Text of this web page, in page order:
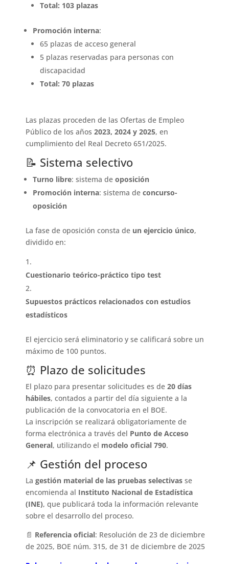
Total: 103 plazas
Promoción interna:
65 plazas de acceso general
5 plazas reservadas para personas con
discapacidad
Total: 70 plazas
Las plazas proceden de las Ofertas de Empleo
Público de los años2023, 2024 y 2025, en
cumplimiento del Real Decreto 651/2025.
📝 Sistema selectivo
Turno libre: sistema deoposición
Promoción interna: sistema deconcurso-
oposición
La fase de oposición consta de un ejercicio único,
dividido en:
Cuestionario teórico-práctico tipo test
Supuestos prácticos relacionados con estudios
estadísticos
El ejercicio será eliminatorio y se calificará sobre un
máximo de 100 puntos.
⏰ Plazo de solicitudes
El plazo para presentar solicitudes es de20 días
hábiles, contados a partir del día siguiente a la
publicación de la convocatoria en el BOE.
La inscripción se realizará obligatoriamente de
forma electrónica a través del Punto de Acceso
General, utilizando el modelo oficial 790.
📌 Gestión del proceso
Lagestión material de las pruebas selectivas se
encomienda al Instituto Nacional de Estadística
(INE), que publicará toda la información relevante
sobre el desarrollo del proceso.
📄 Referencia oficial: Resolución de 23 de diciembre
de 2025, BOE núm. 315, de 31 de diciembre de 2025